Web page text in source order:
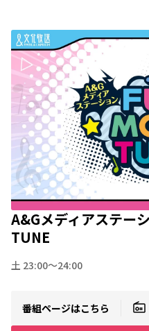
A&Gメディアステー
TUNE
土 23:00～24:00
番組ページはこちら